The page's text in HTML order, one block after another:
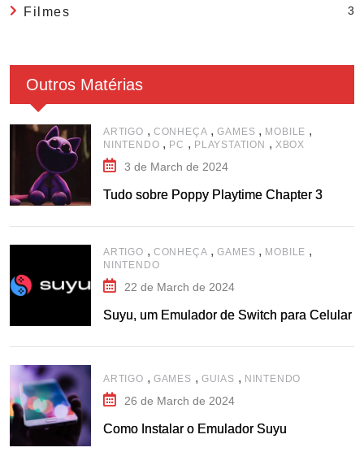
Filmes 3
Outros Matérias
ARTIGO , CONHEÇA ,GAMES , MOBILE ,
NINTENDO , PC , PLAYSTATION , XBOX
3 de March de 2024
Tudo sobre Poppy Playtime Chapter 3
ARTIGO , CONHEÇA ,GAMES , MOBILE ,
NINTENDO
22 de March de 2024
Suyu, um Emulador de Switch para Celular
ARTIGO , GAMES , GUIAS , NINTENDO
26 de March de 2024
Como Instalar o Emulador Suyu